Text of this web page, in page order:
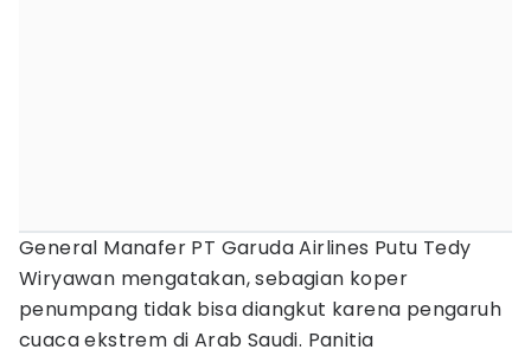
General Manafer PT Garuda Airlines Putu Tedy
Wiryawan mengatakan, sebagian koper
penumpang tidak bisa diangkut karena pengaruh
cuaca ekstrem di Arab Saudi. Panitia